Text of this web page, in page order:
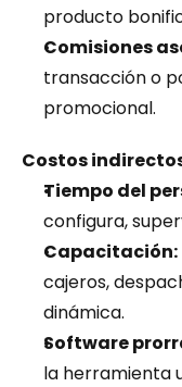
producto
Comisiones
transacción o
promocional.
Costos
Tiempo del
configura,
Capacitación:
cajeros,
dinámica.
Software
la herramienta